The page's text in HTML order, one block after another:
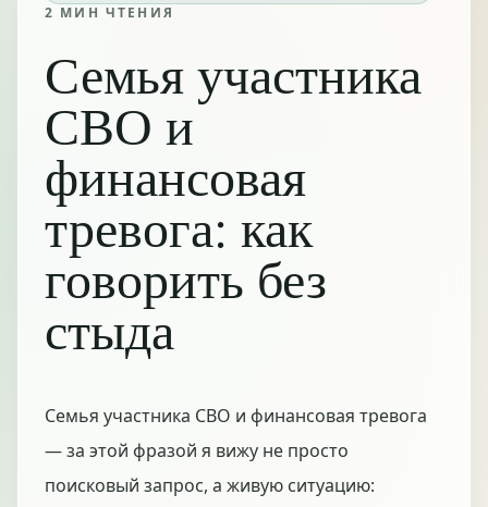
2 МИН ЧТЕНИЯ
Семья участника
СВО и
финансовая
тревога: как
говорить без
стыда
Семья участника СВО и финансовая тревога
— за этой фразой я вижу не просто
поисковый запрос, а живую ситуацию: